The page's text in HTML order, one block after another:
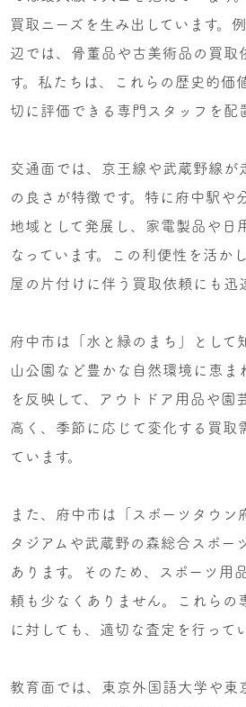
買取ニーズを生み出しています。
辺では、骨董品や古美術品の買取
す。私たちは、これらの歴史的価
切に評価できる専門スタッフを配
交通面では、京王線や武蔵野線が
の良さが特徴です。特に府中駅や
地域として発展し、家電製品や日
なっています。この利便性を活か
屋の片付けに伴う買取依頼にも迅
府中市は「水と緑のまち」として
山公園など豊かな自然環境に恵ま
を反映して、アウトドア用品や園
高く、季節に応じて変化する買取
ています。
また、府中市は「スポーツタウン
タジアムや武蔵野の森総合スポー
あります。そのため、スポーツ用
頼も少なくありません。これらの
に対しても、適切な査定を行ってい
教育面では、東京外国語大学や東